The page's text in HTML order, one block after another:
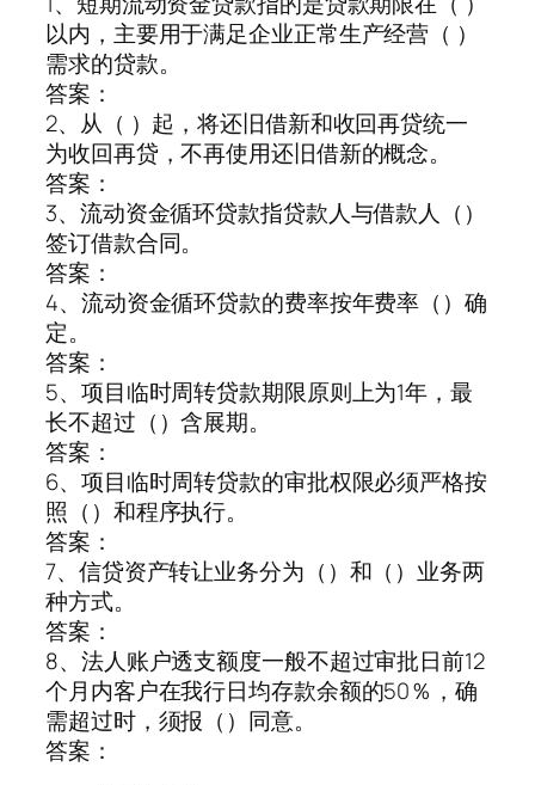
以内，主要用于满足企业正常生产经营（ ）
需求的贷款。
答案：
2、从（ ）起，将还旧借新和收回再贷统一
为收回再贷，不再使用还旧借新的概念。
答案：
3、流动资金循环贷款指贷款人与借款人（）
签订借款合同。
答案：
4、流动资金循环贷款的费率按年费率（）确
定。
答案：
5、项目临时周转贷款期限原则上为1年，最
长不超过（）含展期。
答案：
6、项目临时周转贷款的审批权限必须严格按
照（）和程序执行。
答案：
7、信贷资产转让业务分为（）和（）业务两
种方式。
答案：
8、法人账户透支额度一般不超过审批日前12
个月内客户在我行日均存款余额的50％，确
需超过时，须报（）同意。
答案：